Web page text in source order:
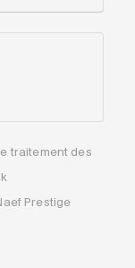
traitement des
Prestige